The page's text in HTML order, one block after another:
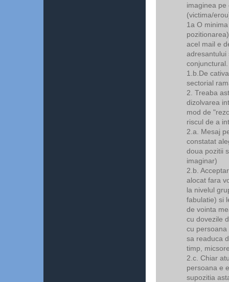
imaginea pe
(victima/
1a O
acel mail e
adresantului
conjunctural.
1.b.De
sectorial
2. Treaba
dizolvarea
mod de
riscul de a
2.a. Mesaj
constatat
doua pozitii
imaginar)
2.b.
alocat fara
la nivelul
fabulatie) si
de vointa
cu dovezile
cu persoana
sa readuca
timp,
2.c. Chiar
persoana e
supozitia